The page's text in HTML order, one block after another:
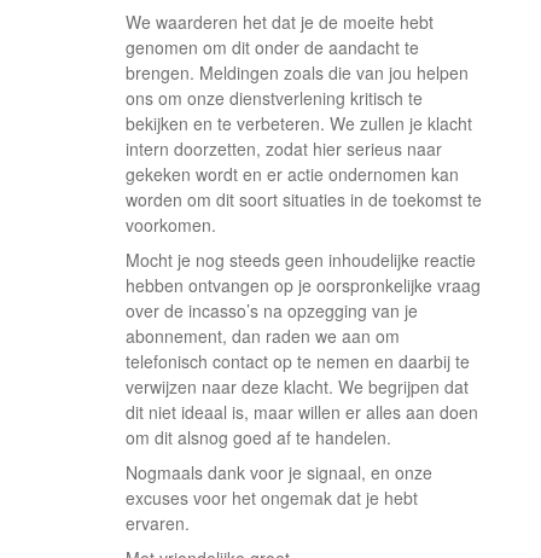
We waarderen het dat je de moeite hebt
genomen om dit onder de aandacht te
brengen. Meldingen zoals die van jou helpen
ons om onze dienstverlening kritisch te
bekijken en te verbeteren. We zullen je klacht
intern doorzetten, zodat hier serieus naar
gekeken wordt en er actie ondernomen kan
worden om dit soort situaties in de toekomst te
voorkomen.
Mocht je nog steeds geen inhoudelijke reactie
hebben ontvangen op je oorspronkelijke vraag
over de incasso’s na opzegging van je
abonnement, dan raden we aan om
telefonisch contact op te nemen en daarbij te
verwijzen naar deze klacht. We begrijpen dat
dit niet ideaal is, maar willen er alles aan doen
om dit alsnog goed af te handelen.
Nogmaals dank voor je signaal, en onze
excuses voor het ongemak dat je hebt
ervaren.